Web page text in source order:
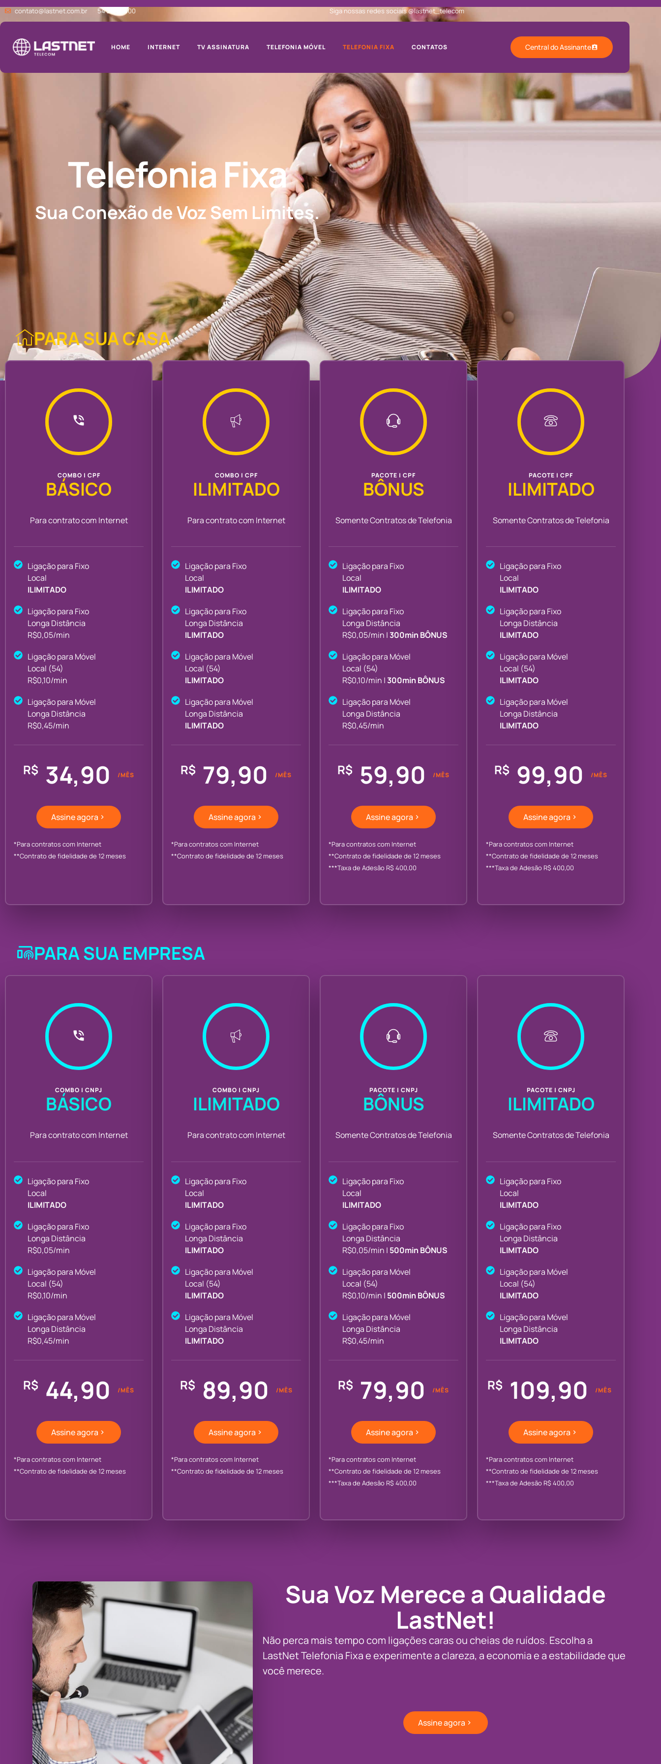
contato@lastnet.com.br 54 2124 1500 Siga nossas redes sociais @lastnet_telecom
HOME INTERNET TV ASSINATURA TELEFONIA MÓVEL TELEFONIA FIXA CONTATOS Central do Assinante
Telefonia Fixa
Sua Conexão de Voz Sem Limites.
PARA SUA CASA
COMBO | CPF
BÁSICO
Para contrato com Internet
Ligação para Fixo
Local
ILIMITADO
Ligação para Fixo
Longa Distância
R$0,05/min
Ligação para Móvel
Local (54)
R$0,10/min
Ligação para Móvel
Longa Distância
R$0,45/min
R$ 34,90 /MÊS
Assine agora
*Para contratos com Internet
**Contrato de fidelidade de 12 meses
COMBO | CPF
ILIMITADO
Para contrato com Internet
Ligação para Fixo
Local
ILIMITADO
Ligação para Fixo
Longa Distância
ILIMITADO
Ligação para Móvel
Local (54)
ILIMITADO
Ligação para Móvel
Longa Distância
ILIMITADO
R$ 79,90 /MÊS
Assine agora
*Para contratos com Internet
**Contrato de fidelidade de 12 meses
PACOTE | CPF
BÔNUS
Somente Contratos de Telefonia
Ligação para Fixo
Local
ILIMITADO
Ligação para Fixo
Longa Distância
R$0,05/min |300min BÔNUS
Ligação para Móvel
Local (54)
R$0,10/min |300min BÔNUS
Ligação para Móvel
Longa Distância
R$0,45/min
R$ 59,90 /MÊS
Assine agora
*Para contratos com Internet
**Contrato de fidelidade de 12 meses
***Taxa de Adesão R$ 400,00
PACOTE | CPF
ILIMITADO
Somente Contratos de Telefonia
Ligação para Fixo
Local
ILIMITADO
Ligação para Fixo
Longa Distância
ILIMITADO
Ligação para Móvel
Local (54)
ILIMITADO
Ligação para Móvel
Longa Distância
ILIMITADO
R$ 99,90 /MÊS
Assine agora
*Para contratos com Internet
**Contrato de fidelidade de 12 meses
***Taxa de Adesão R$ 400,00
PARA SUA EMPRESA
COMBO | CNPJ
BÁSICO
Para contrato com Internet
Ligação para Fixo
Local
ILIMITADO
Ligação para Fixo
Longa Distância
R$0,05/min
Ligação para Móvel
Local (54)
R$0,10/min
Ligação para Móvel
Longa Distância
R$0,45/min
R$ 44,90 /MÊS
Assine agora
*Para contratos com Internet
**Contrato de fidelidade de 12 meses
COMBO | CNPJ
ILIMITADO
Para contrato com Internet
Ligação para Fixo
Local
ILIMITADO
Ligação para Fixo
Longa Distância
ILIMITADO
Ligação para Móvel
Local (54)
ILIMITADO
Ligação para Móvel
Longa Distância
ILIMITADO
R$ 89,90 /MÊS
Assine agora
*Para contratos com Internet
**Contrato de fidelidade de 12 meses
PACOTE | CNPJ
BÔNUS
Somente Contratos de Telefonia
Ligação para Fixo
Local
ILIMITADO
Ligação para Fixo
Longa Distância
R$0,05/min | 500min BÔNUS
Ligação para Móvel
Local (54)
R$0,10/min | 500min BÔNUS
Ligação para Móvel
Longa Distância
R$0,45/min
R$ 79,90 /MÊS
Assine agora
*Para contratos com Internet
**Contrato de fidelidade de 12 meses
***Taxa de Adesão R$ 400,00
PACOTE | CNPJ
ILIMITADO
Somente Contratos de Telefonia
Ligação para Fixo
Local
ILIMITADO
Ligação para Fixo
Longa Distância
ILIMITADO
Ligação para Móvel
Local (54)
ILIMITADO
Ligação para Móvel
Longa Distância
ILIMITADO
R$ 109,90 /MÊS
Assine agora
*Para contratos com Internet
**Contrato de fidelidade de 12 meses
***Taxa de Adesão R$ 400,00
Sua Voz Merece a Qualidade
LastNet!
Não perca mais tempo com ligações caras ou cheias de ruídos. Escolha a
LastNet Telefonia Fixa e experimente a clareza, a economia e a estabilidade que
você merece.
Assine agora